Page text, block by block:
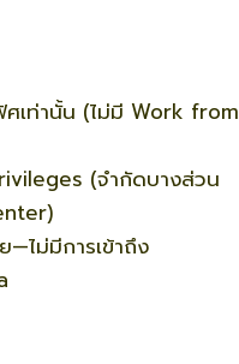
เท่านั้น (ไม่มี Work from
(จำกัดบางส่วน
ไม่มีการเข้าถึง